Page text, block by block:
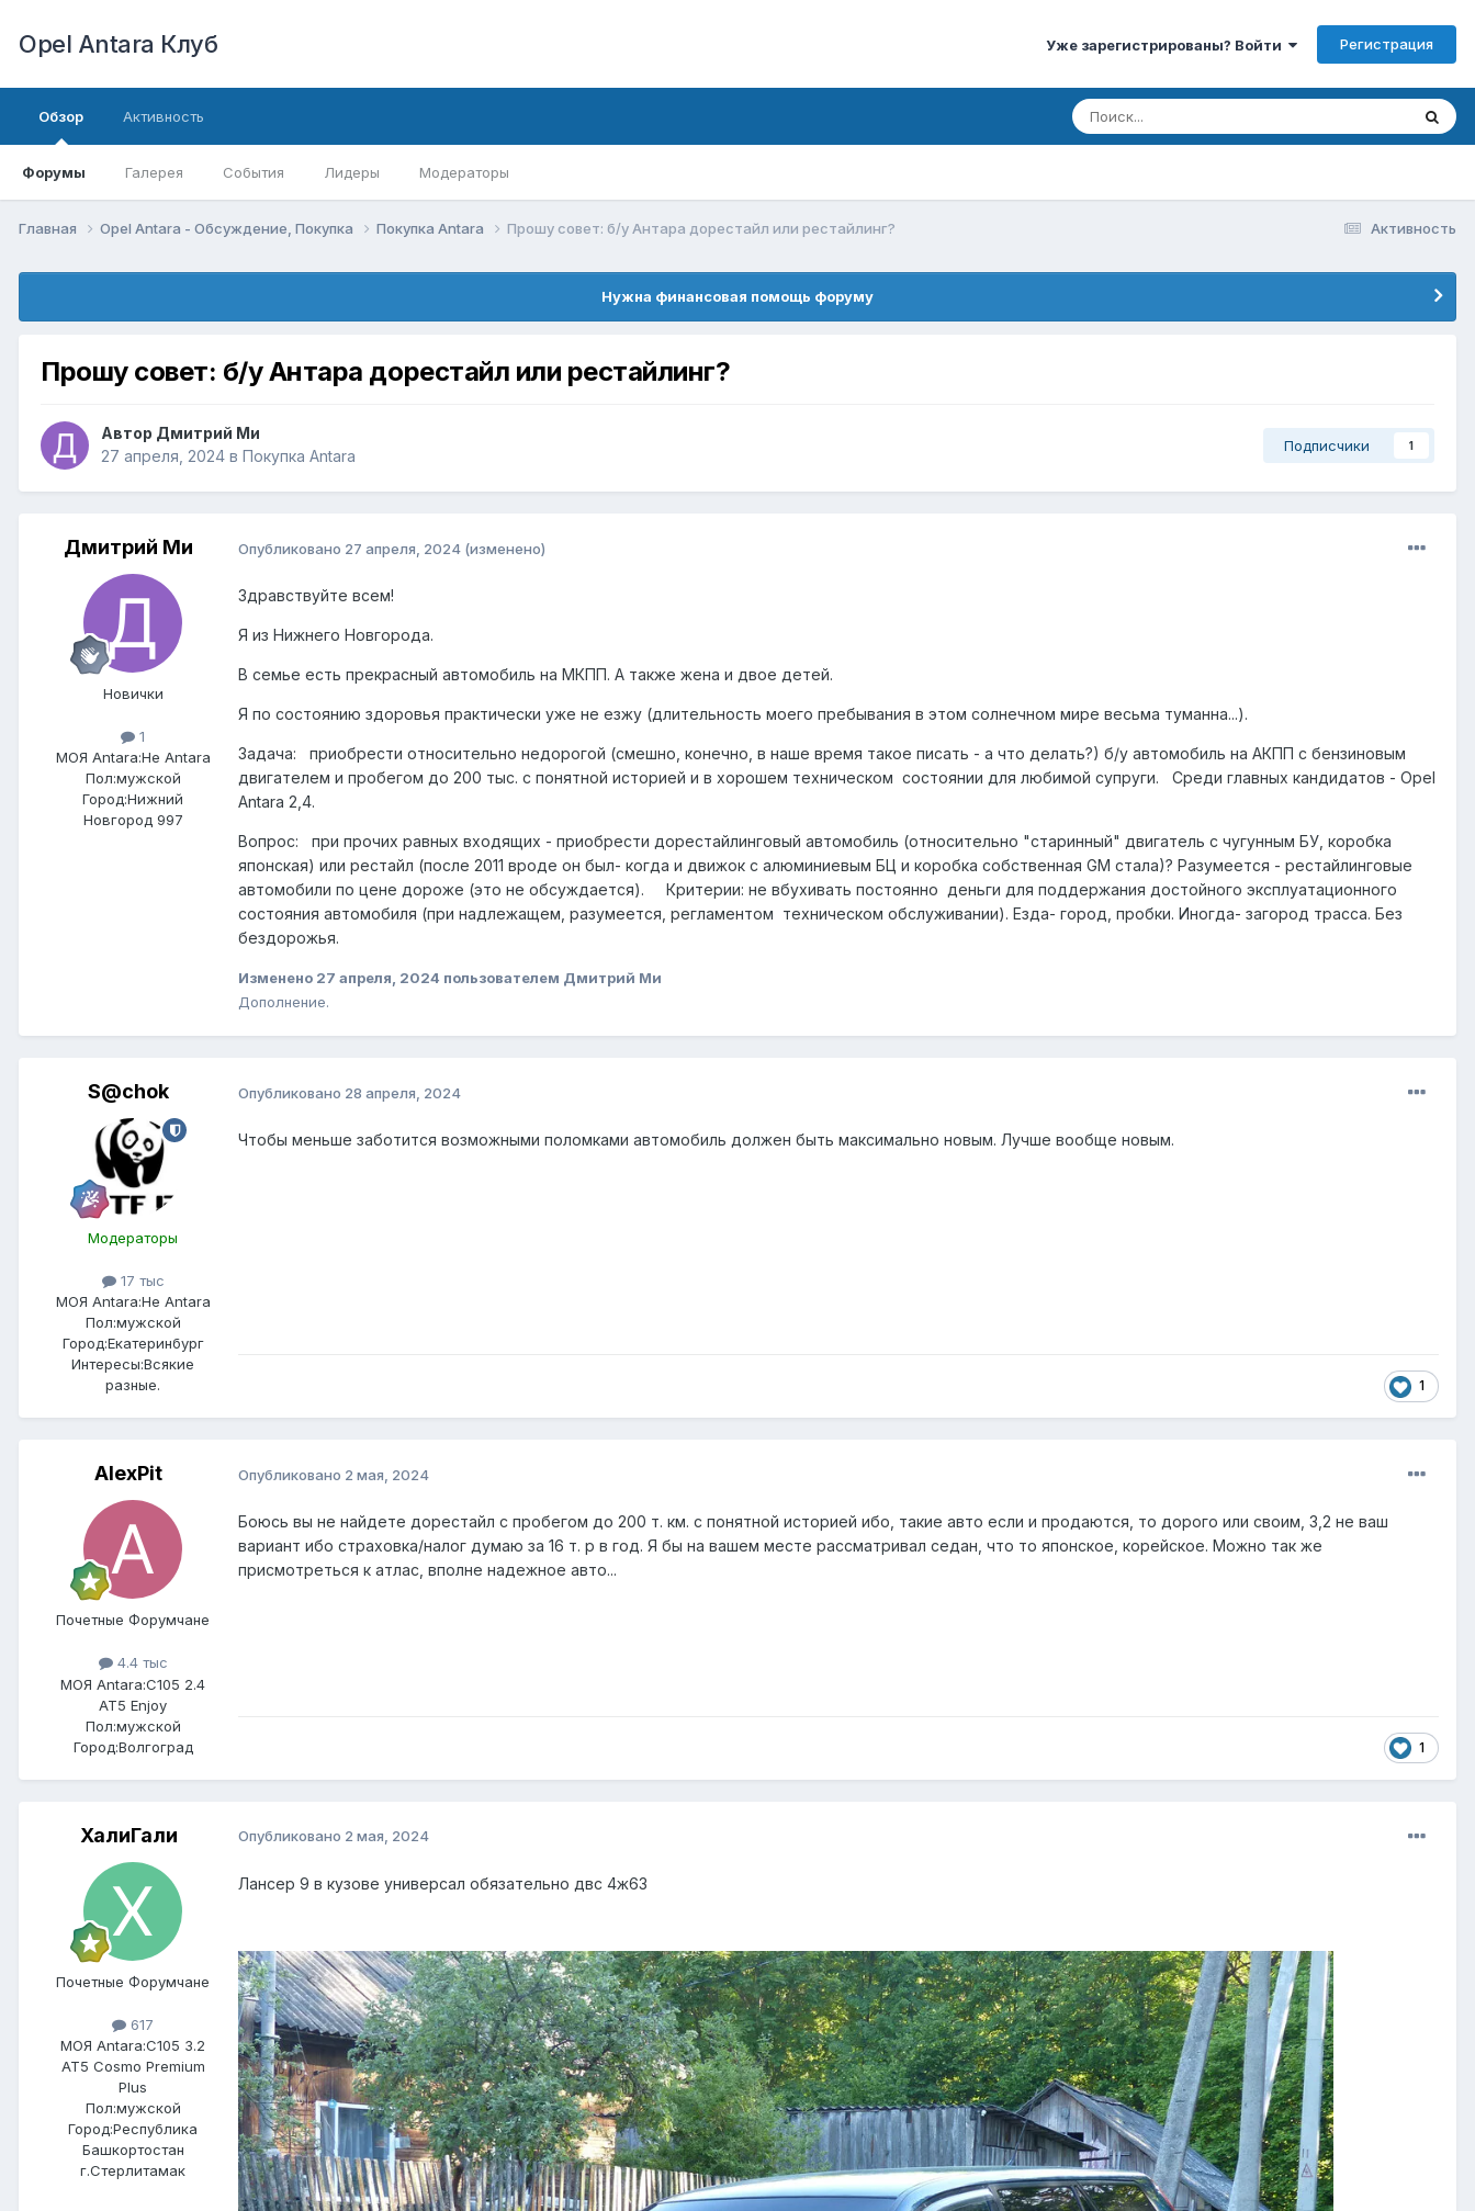
Opel Antara Клуб Уже зарегистрированы? Войти Регистрация
Обзор
Форумы Галерея События Лидеры Модераторы
Активность
Активность
Главная Opel Antara - Обсуждение, Покупка Покупка Antara Прошу совет: б/у Антара дорестайл или рестайлинг?
Нужна финансовая помощь форуму
Прошу совет: б/у Антара дорестайл или рестайлинг?
Автор Дмитрий Ми
27 апреля, 2024 в Покупка Antara
Подписчики 1
Дмитрий Ми
Новички
1
МОЯ Antara:Не Antara
Пол:мужской
Город:Нижний
Новгород 997
Опубликовано 27 апреля, 2024 (изменено)
Здравствуйте всем!
Я из Нижнего Новгорода.
В семье есть прекрасный автомобиль на МКПП. А также жена и двое детей.
Я по состоянию здоровья практически уже не езжу (длительность моего пребывания в этом солнечном мире весьма туманна...).
Задача: приобрести относительно недорогой (смешно, конечно, в наше время такое писать - а что делать?) б/у автомобиль на АКПП с бензиновым
двигателем и пробегом до 200 тыс. с понятной историей и в хорошем техническом состоянии для любимой супруги. Среди главных кандидатов - Opel
Antara 2,4.
Вопрос: при прочих равных входящих - приобрести дорестайлинговый автомобиль (относительно "старинный" двигатель с чугунным БУ, коробка
японская) или рестайл (после 2011 вроде он был- когда и движок с алюминиевым БЦ и коробка собственная GM стала)? Разумеется - рестайлинговые
автомобили по цене дороже (это не обсуждается). Критерии: не вбухивать постоянно деньги для поддержания достойного эксплуатационного
состояния автомобиля (при надлежащем, разумеется, регламентом техническом обслуживании). Езда- город, пробки. Иногда- загород трасса. Без
бездорожья.
Изменено 27 апреля, 2024 пользователем Дмитрий Ми
Дополнение.
S@chok
Модераторы
17 тыс
МОЯ Antara:Не Antara
Пол:мужской
Город:Екатеринбург
Интересы:Всякие
разные.
Опубликовано 28 апреля, 2024
Чтобы меньше заботится возможными поломками автомобиль должен быть максимально новым. Лучше вообще новым.
1
AlexPit
Почетные Форумчане
4.4 тыс
МОЯ Antara:C105 2.4
AT5 Enjoy
Пол:мужской
Город:Волгоград
Опубликовано 2 мая, 2024
Боюсь вы не найдете дорестайл с пробегом до 200 т. км. с понятной историей ибо, такие авто если и продаются, то дорого или своим, 3,2 не ваш
вариант ибо страховка/налог думаю за 16 т. р в год. Я бы на вашем месте рассматривал седан, что то японское, корейское. Можно так же
присмотреться к атлас, вполне надежное авто...
1
ХалиГали
Почетные Форумчане
617
МОЯ Antara:C105 3.2
AT5 Cosmo Premium
Plus
Пол:мужской
Город:Республика
Башкортостан
г.Стерлитамак
Опубликовано 2 мая, 2024
Лансер 9 в кузове универсал обязательно двс 4ж63